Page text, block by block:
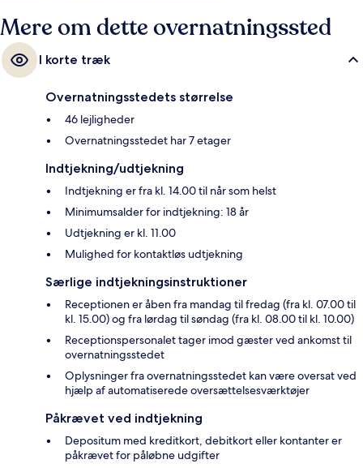
Mere om dette overnatningssted
I korte træk
Overnatningsstedets størrelse
46 lejligheder
Overnatningsstedet har 7 etager
Indtjekning/udtjekning
Indtjekning er fra kl. 14.00 til når som helst
Minimumsalder for indtjekning: 18 år
Udtjekning er kl. 11.00
Mulighed for kontaktløs udtjekning
Særlige indtjekningsinstruktioner
Receptionen er åben fra mandag til fredag (fra kl. 07.00 til
kl. 15.00) og fra lørdag til søndag (fra kl. 08.00 til kl. 10.00)
Receptionspersonalet tager imod gæster ved ankomst til
overnatningsstedet
Oplysninger fra overnatningsstedet kan være oversat ved
hjælp af automatiserede oversættelsesværktøjer
Påkrævet ved indtjekning
Depositum med kreditkort, debitkort eller kontanter er
påkrævet for påløbne udgifter